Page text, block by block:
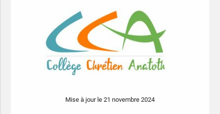
Mise à jour le 21 novembre 2024